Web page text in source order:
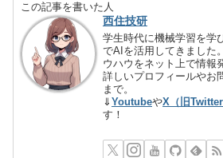
この記事を書いた人
西住技研
学生時代に機械学習を学
でAIを活用してきました
ウハウをネット上で情報
詳しいプロフィールやお
まで。
⇓ YoutubeやX（旧
す！